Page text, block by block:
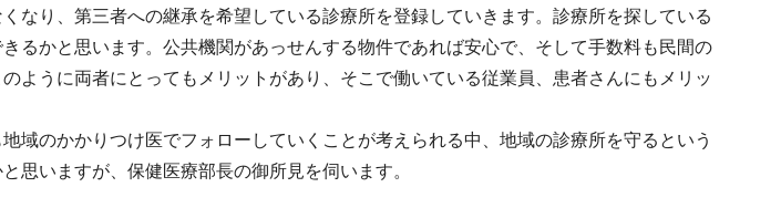
なり、第三者への継承を希望している診療所を登録していきます。診療所を探している
るかと思います。公共機関があっせんする物件であれば安心で、そして手数料も民間の
ように両者にとってもメリットがあり、そこで働いている従業員、患者さんにもメリッ
域のかかりつけ医でフォローしていくことが考えられる中、地域の診療所を守るという
思いますが、保健医療部長の御所見を伺います。